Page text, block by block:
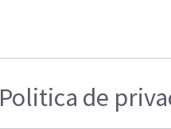
Politica de